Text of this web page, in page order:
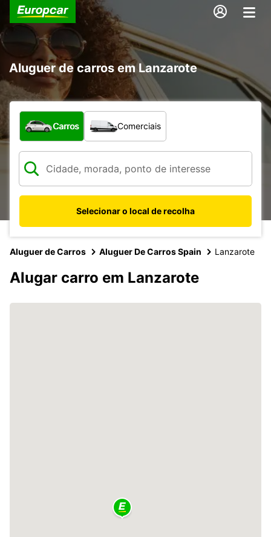
Aluguer de carros em Lanzarote
Que tipo de veículo pretende?
Carros Comerciais
Selecionar o local de recolha
Aluguer de Carros Aluguer De Carros Spain Lanzarote
Alugar carro em Lanzarote